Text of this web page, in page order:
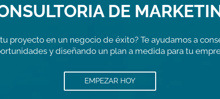
DE
proyecto en un negocio de éxito? Te ayudamos a
y diseñando un plan a medida para tu
EMPEZAR HOY